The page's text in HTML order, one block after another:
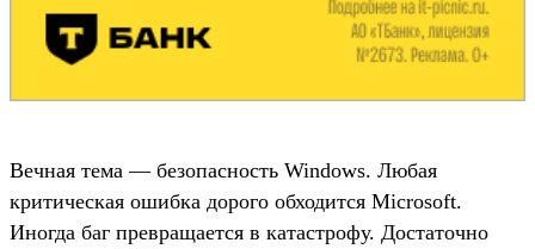
Вечная тема — безопасность Windows. Любая
критическая ошибка дорого обходится Microsoft.
Иногда баг превращается в катастрофу. Достаточно